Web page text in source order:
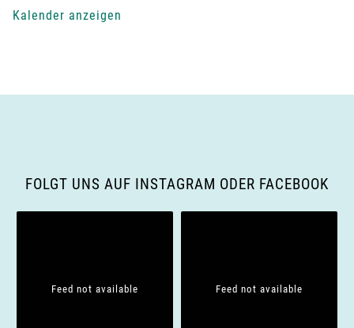
v
a
Kalender anzeigen
FOLGT UNS AUF INSTAGRAM ODER FACEBOOK
Feed not available Feed not available